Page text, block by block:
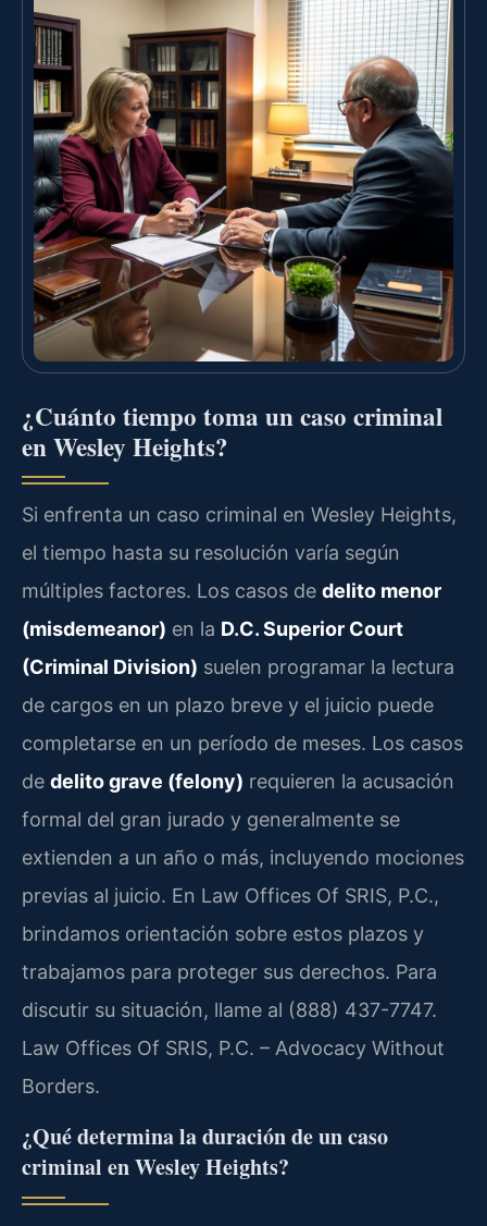
¿Cuánto tiempo toma un caso criminal
en Wesley Heights?
Si enfrenta un caso criminal en Wesley Heights,
el tiempo hasta su resolución varía según
múltiples factores. Los casos de delito menor
(misdemeanor) en la D.C. Superior Court
(Criminal Division) suelen programar la lectura
de cargos en un plazo breve y el juicio puede
completarse en un período de meses. Los casos
de delito grave (felony) requieren la acusación
formal del gran jurado y generalmente se
extienden a un año o más, incluyendo mociones
previas al juicio. En Law Offices Of SRIS, P.C.,
brindamos orientación sobre estos plazos y
trabajamos para proteger sus derechos. Para
discutir su situación, llame al (888) 437-7747.
Law Offices Of SRIS, P.C. – Advocacy Without
Borders.
¿Qué determina la duración de un caso
criminal en Wesley Heights?